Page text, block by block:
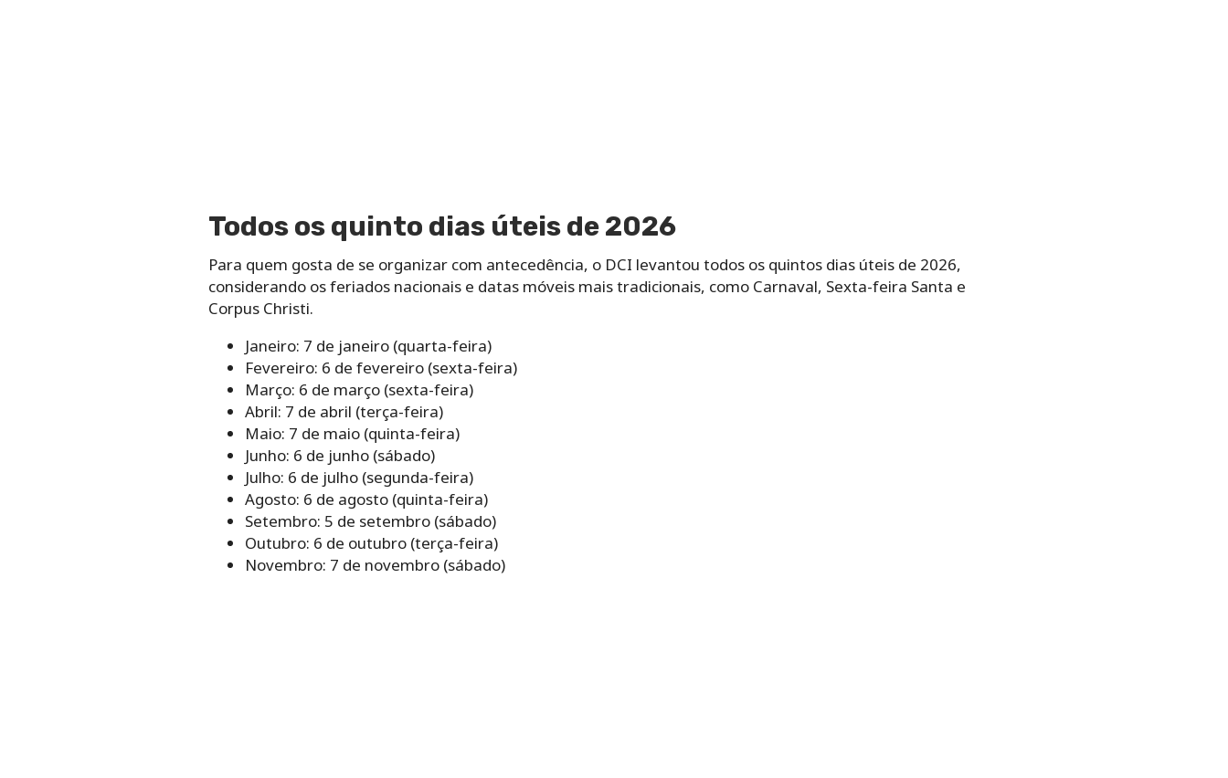
Todos os quinto dias úteis de 2026
Para quem gosta de se organizar com antecedência, o DCI levantou todos os quintos dias úteis de 2026,
considerando os feriados nacionais e datas móveis mais tradicionais, como Carnaval, Sexta-feira Santa e
Corpus Christi.
Janeiro: 7 de janeiro (quarta-feira)
Fevereiro: 6 de fevereiro (sexta-feira)
Março: 6 de março (sexta-feira)
Abril: 7 de abril (terça-feira)
Maio: 7 de maio (quinta-feira)
Junho: 6 de junho (sábado)
Julho: 6 de julho (segunda-feira)
Agosto: 6 de agosto (quinta-feira)
Setembro: 5 de setembro (sábado)
Outubro: 6 de outubro (terça-feira)
Novembro: 7 de novembro (sábado)